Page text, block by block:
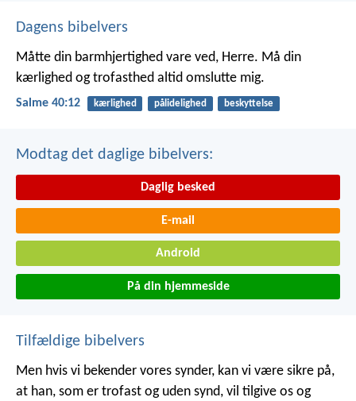
Dagens bibelvers
Måtte din barmhjertighed vare ved, Herre. Må din
kærlighed og trofasthed altid omslutte mig.
Salme 40:12 kærlighed pålidelighed beskyttelse
Modtag det daglige bibelvers:
Daglig besked
E-mail
Android
På din hjemmeside
Tilfældige bibelvers
Men hvis vi bekender vores synder, kan vi være sikre på,
at han, som er trofast og uden synd, vil tilgive os og